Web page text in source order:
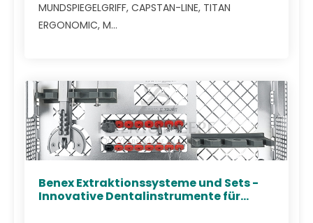
MUNDSPIEGELGRIFF, CAPSTAN-LINE, TITAN
ERGONOMIC, M...
Benex Extraktionssysteme und Sets -
Innovative Dentalinstrumente für...